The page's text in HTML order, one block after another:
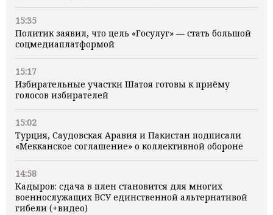
15:35
Политик заявил, что цель «Госулуг» — стать большой
соцмедиаплатформой
15:17
Избирательные участки Шатоя готовы к приёму
голосов избирателей
15:02
Турция, Саудовская Аравия и Пакистан подписали
«Мекканское соглашение» о коллективной обороне
14:58
Кадыров: сдача в плен становится для многих
военнослужащих ВСУ единственной альтернативой
гибели (+видео)